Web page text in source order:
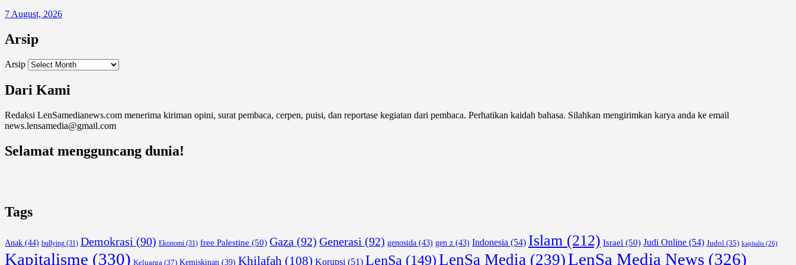
7 August, 2026
Arsip
Arsip
Dari Kami
Redaksi LenSamedianews.com menerima kiriman opini, surat pembaca, cerpen, puisi, dan reportase kegiatan dari pembaca. Perhatikan kaidah bahasa. Silahkan mengirimkan karya anda ke email
news.lensamedia@gmail.com
Selamat mengguncang dunia!
Tags
Anak (44) bullying (31) Demokrasi (90) Ekonomi (31) free Palestine (50) Gaza (92) Generasi (92) genosida (43) gen z (43) Indonesia (54) Islam (212) Israel (50) Judi Online (54) Judol (35) kapitalis (26)
Kapitalisme (330) Keluarga (37) Kemiskinan (39) Khilafah (108) Korupsi (51) LenSa (149)LenSa Media (239)LenSa Media News (326)